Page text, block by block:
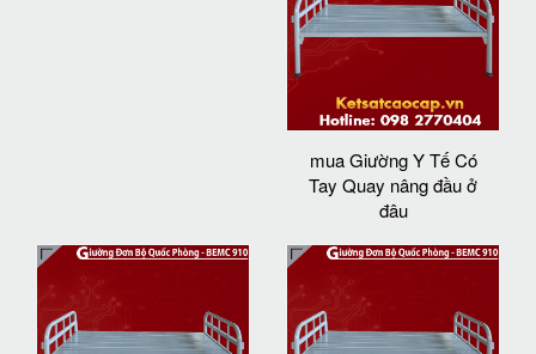
mua Giường Y Tế Có
Tay Quay nâng đầu ở
đâu